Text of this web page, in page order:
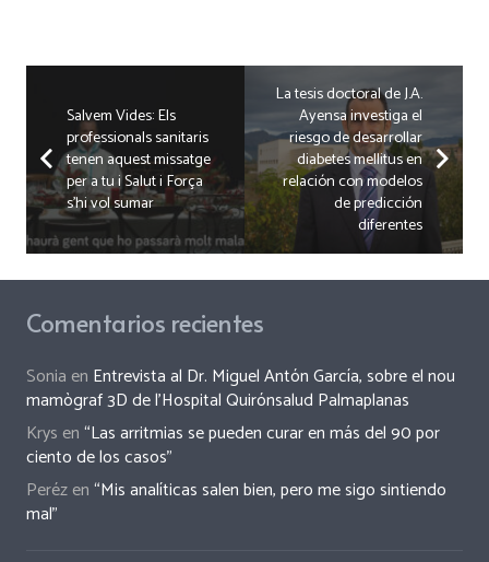
Salvem Vides: Els
professionals sanitaris
tenen aquest missatge
per a tu i Salut i Força
s’hi vol sumar
La tesis doctoral de J.A.
Ayensa investiga el
riesgo de desarrollar
diabetes mellitus en
relación con modelos
de predicción
diferentes
Comentarios recientes
Sonia en Entrevista al Dr. Miguel Antón García, sobre el nou
mamògraf 3D de l’Hospital Quirónsalud Palmaplanas
Krys en“Las arritmias se pueden curar en más del 90 por
ciento de los casos”
Perézen“Mis analíticas salen bien, pero me sigo sintiendo
mal”